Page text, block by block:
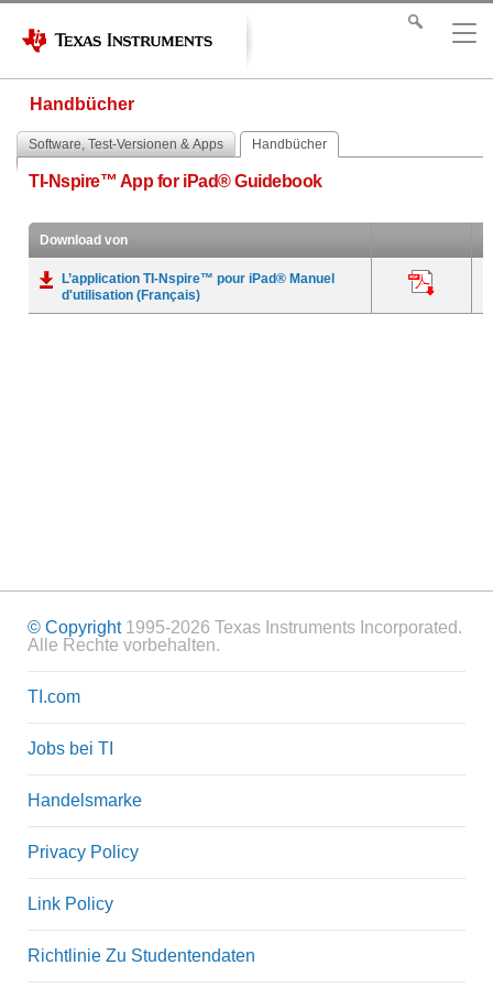
Handbücher
Software, Test-Versionen & Apps Handbücher
TI-Nspire™ App for iPad® Guidebook
Download von
L’application TI-Nspire™ pour iPad® Manuel
d'utilisation (Français)
© Copyright1995-2026 Texas Instruments Incorporated.
Alle Rechte vorbehalten.
TI.com
Jobs bei TI
Handelsmarke
Privacy Policy
Link Policy
Richtlinie Zu Studentendaten